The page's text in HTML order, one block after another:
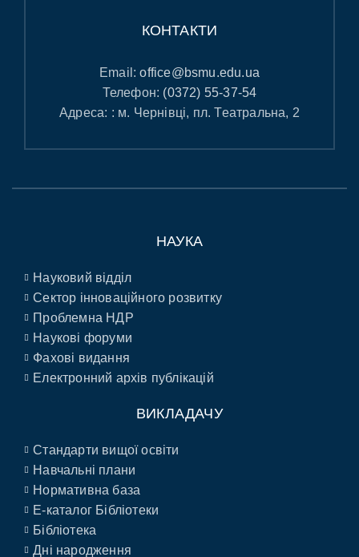
КОНТАКТИ
Email:office@bsmu.edu.ua
Телефон: (0372) 55-37-54
Адреса: : м. Чернівці, пл. Театральна, 2
НАУКА
Науковий відділ
Сектор інноваційного розвитку
Проблемна НДР
Наукові форуми
Фахові видання
Електронний архів публікацій
ВИКЛАДАЧУ
Стандарти вищої освіти
Навчальні плани
Нормативна база
E-каталог Бібліотеки
Бібліотека
Дні народження